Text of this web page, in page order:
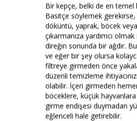
Bir kepçe, belki de en temel
Basitçe söylemek
döküntü, yaprak, böcek
çıkarmanıza yardımcı
direğin sonunda bir ağdır.
ve eğer bir şey olursa
filtreye girmeden önce
düzenli temizleme
olabilir. İçeri girmeden
böceklere, küçük
girme endişesi duymadan
eğlenceli hale getirebilir.